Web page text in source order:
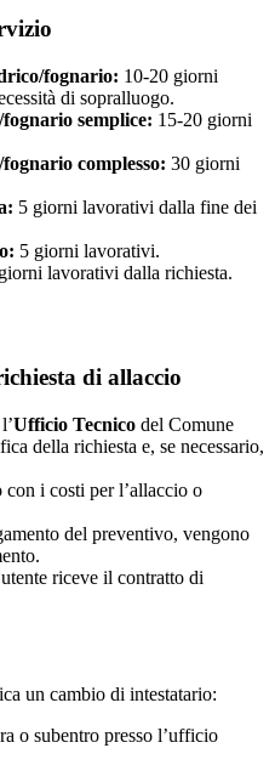
fognario: 10-20 giorni
di sopralluogo.
semplice: 15-20 giorni
complesso: 30 giorni
5 giorni lavorativi dalla fine dei
5 giorni lavorativi.
lavorativi dalla richiesta.
di allaccio
Ufficio Tecnico del Comune
della richiesta e, se necessario,
i costi per l’allaccio o
del preventivo, vengono
riceve il contratto di
un cambio di intestatario:
o subentro presso l’ufficio